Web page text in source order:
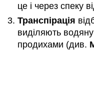
це і через спеку
Транспірація
виділяють
продихами (див.